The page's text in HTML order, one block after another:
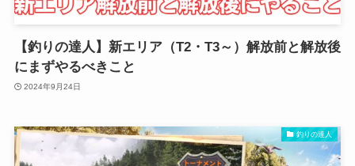
【釣りの達人】新エリア（T2・T3～）解放前と解放後
にまずやるべきこと
2024年9月24日
釣りの達人